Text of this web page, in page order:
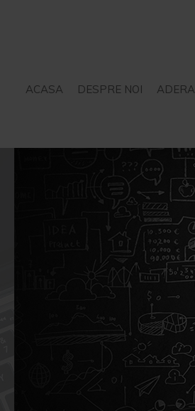
ACASA DESPRE NOI
SERVICII – CONSILIERE
PROIECTE
ADERA